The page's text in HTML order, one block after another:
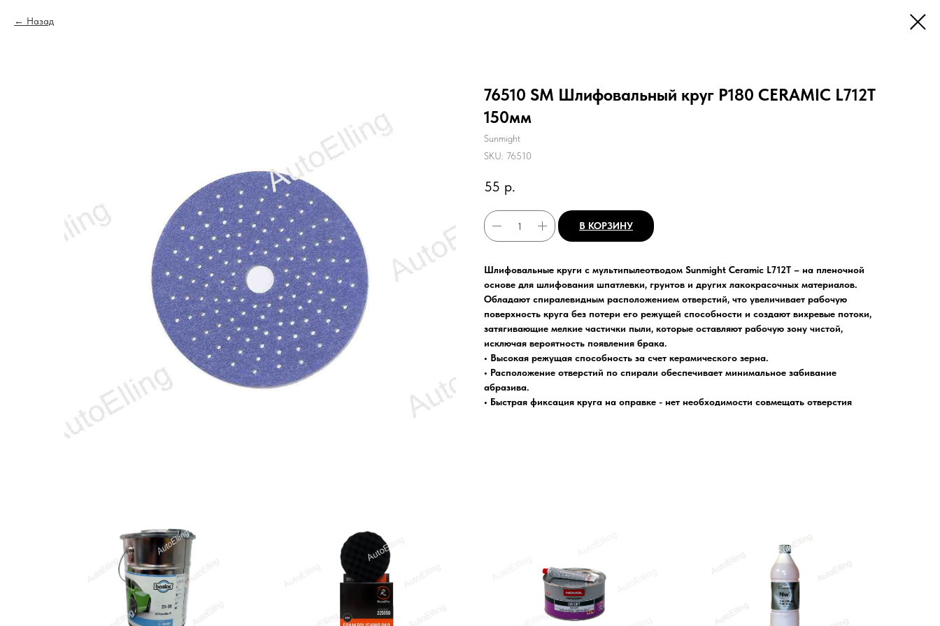
Назад
76510 SM Шлифовальный круг Р180 CERAMIC L712T
150мм
Sunmight
SKU: 76510
55 р.
В КОРЗИНУ
Шлифовальные круги с мультипылеотводом Sunmight Ceramic L712T – на пленочной
основе для шлифования шпатлевки, грунтов и других лакокрасочных материалов.
Обладают спиралевидным расположением отверстий, что увеличивает рабочую
поверхность круга без потери его режущей способности и создают вихревые потоки,
затягивающие мелкие частички пыли, которые оставляют рабочую зону чистой,
исключая вероятность появления брака.
• Высокая режущая способность за счет керамического зерна.
• Расположение отверстий по спирали обеспечивает минимальное забивание
абразива.
• Быстрая фиксация круга на оправке - нет необходимости совмещать отверстия